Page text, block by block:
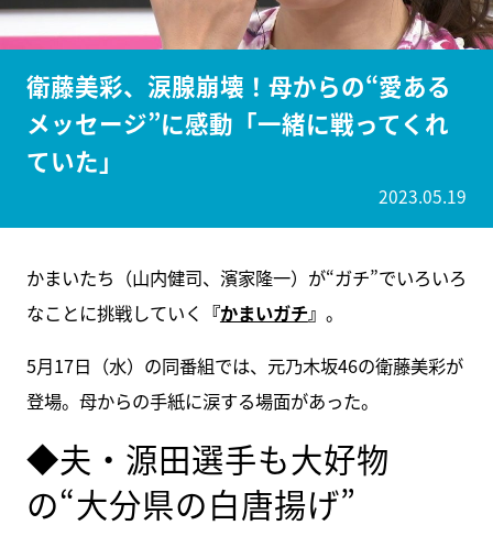
衛藤美彩、涙腺崩壊！母からの“愛ある
メッセージ”に感動「一緒に戦ってくれ
ていた」
2023.05.19
かまいたち（山内健司、濱家隆一）が“ガチ”でいろいろ
なことに挑戦していく 『かまいガチ』 。
5月17日（水）の同番組では、元乃木坂46の衛藤美彩が
登場。母からの手紙に涙する場面があった。
◆夫・源田選手も大好物
の“大分県の白唐揚げ”